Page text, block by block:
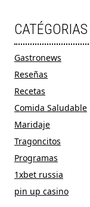
CATÉGORIAS
Gastronews
Reseñas
Recetas
Comida Saludable
Maridaje
Tragoncitos
Programas
1xbet russia
pin up casino